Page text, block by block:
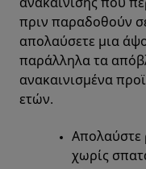
ανακαίνισης που
πριν παραδοθούν
απολαύσετε μια
παράλληλα τα
ανακαινισμένα
ετών.
Απολαύστε
χωρίς